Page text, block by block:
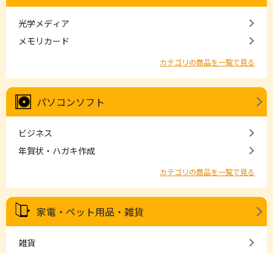
光学メディア
メモリカード
カテゴリの商品を一覧で見る
パソコンソフト
ビジネス
年賀状・ハガキ作成
カテゴリの商品を一覧で見る
家電・ペット用品・雑貨
雑貨